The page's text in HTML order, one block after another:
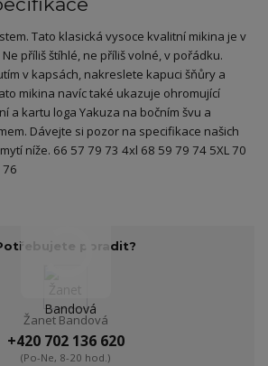
Tato klasická vysoce kvalitní mikina je v
příliš štíhlé, ne příliš volné, v pořádku.
v kapsách, nakreslete kapuci šňůry a
mikina navíc také ukazuje ohromující
a kartu loga Yakuza na bočním švu a
Dávejte si pozor na specifikace našich
níže. 66 57 79 73 4xl 68 59 79 74 5XL 70
76
poradit?
Žanet Bandová
+420 702 136 620
(Po-Ne, 8-20 hod.)